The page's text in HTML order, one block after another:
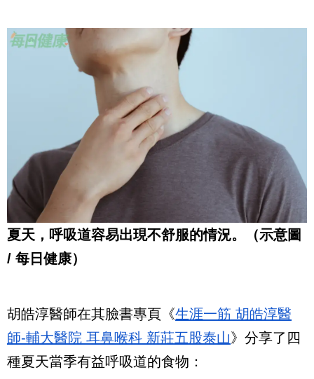
夏天，呼吸道容易出現不舒服的情況。（示意圖
/ 每日健康）
胡皓淳醫師在其臉書專頁《生涯一筋 胡皓淳醫
師-輔大醫院 耳鼻喉科 新莊五股泰山》分享了四
種夏天當季有益呼吸道的食物：